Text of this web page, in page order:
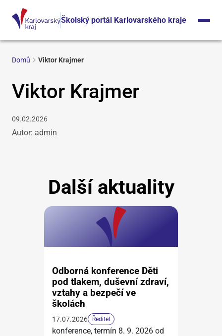
Školský portál Karlovarského kraje
Domů Viktor Krajmer
Viktor Krajmer
09.02.2026
Autor: admin
Další aktuality
Odborná konference Děti
pod tlakem, duševní zdraví,
vztahy a bezpečí ve
školách
17.07.2026 Ředitel
konference, termín 8. 9. 2026 od